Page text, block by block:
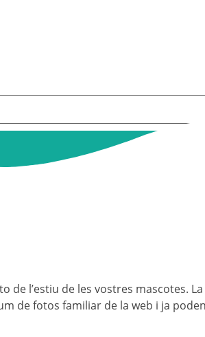
l’estiu de les vostres mascotes. La
de fotos familiar de la web i ja